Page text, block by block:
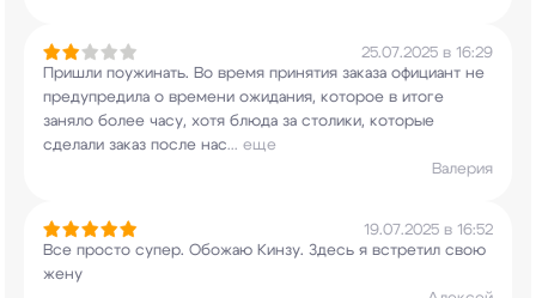
25.07.2025 в 16:29
Пришли поужинать. Во время принятия заказа официант не
предупредила о времени ожидания, которое в итоге
заняло более часу, хотя блюда за столики, которые
сделали заказ после нас... еще
Валерия
19.07.2025 в 16:52
Все просто супер. Обожаю Кинзу. Здесь я встретил свою
жену